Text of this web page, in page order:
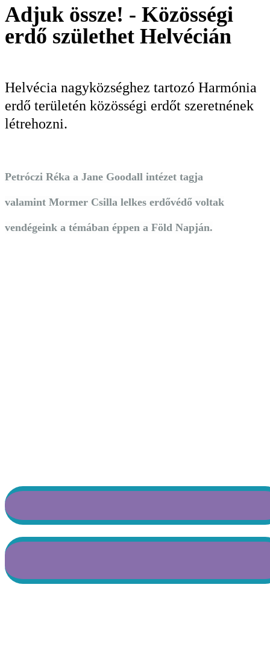
Adjuk össze! - Közösségi
erdő születhet Helvécián
Helvécia nagyközséghez tartozó Harmónia
erdő területén közösségi erdőt szeretnének
létrehozni.
Petróczi Réka a Jane Goodall intézet tagja
valamint Mormer Csilla lelkes erdővédő voltak
vendégeink a témában éppen a Föld Napján.